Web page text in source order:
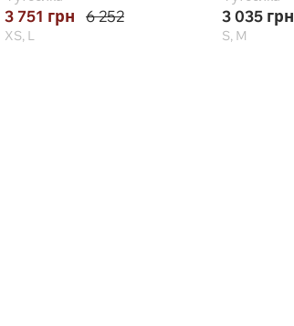
3 751 грн 6 252
XS, L
3 035 грн
S, M